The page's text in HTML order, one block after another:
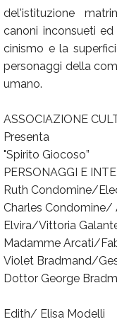
del'istituzione
canoni inconsueti
cinismo e la
personaggi della
umano.
ASSOCIAZIONE
Presenta
"Spirito Giocoso”
PERSONAGGI E
Ruth Condomine/
Charles Condomine/
Elvira/Vittoria
Madamme Arcati/
Violet Bradmand/
Dottor George
Edith/ Elisa Modelli